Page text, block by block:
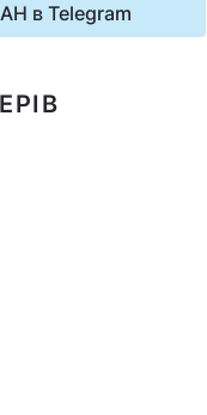
в Telegram